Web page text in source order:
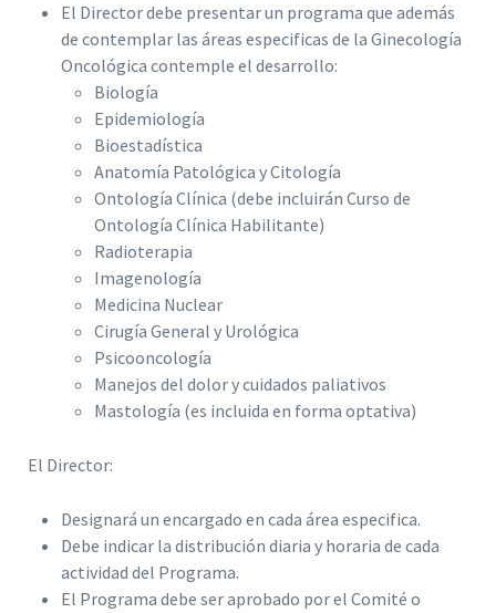
El Director debe presentar un programa que además
de contemplar las áreas especificas de la Ginecología
Oncológica contemple el desarrollo:
Biología
Epidemiología
Bioestadística
Anatomía Patológica y Citología
Ontología Clínica (debe incluirán Curso de
Ontología Clínica Habilitante)
Radioterapia
Imagenología
Medicina Nuclear
Cirugía General y Urológica
Psicooncología
Manejos del dolor y cuidados paliativos
Mastología (es incluida en forma optativa)
El Director:
Designará un encargado en cada área especifica.
Debe indicar la distribución diaria y horaria de cada
actividad del Programa.
El Programa debe ser aprobado por el Comité o